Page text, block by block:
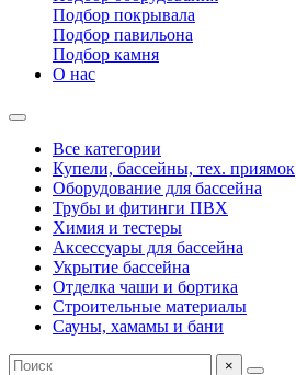
Подбор покрывала
Подбор павильона
Подбор камня
О нас
Все категории
Купели, бассейны, тех. приямок
Оборудование для бассейна
Трубы и фитинги ПВХ
Химия и тестеры
Аксессуары для бассейна
Укрытие бассейна
Отделка чаши и бортика
Строительные материалы
Сауны, хамамы и бани
×